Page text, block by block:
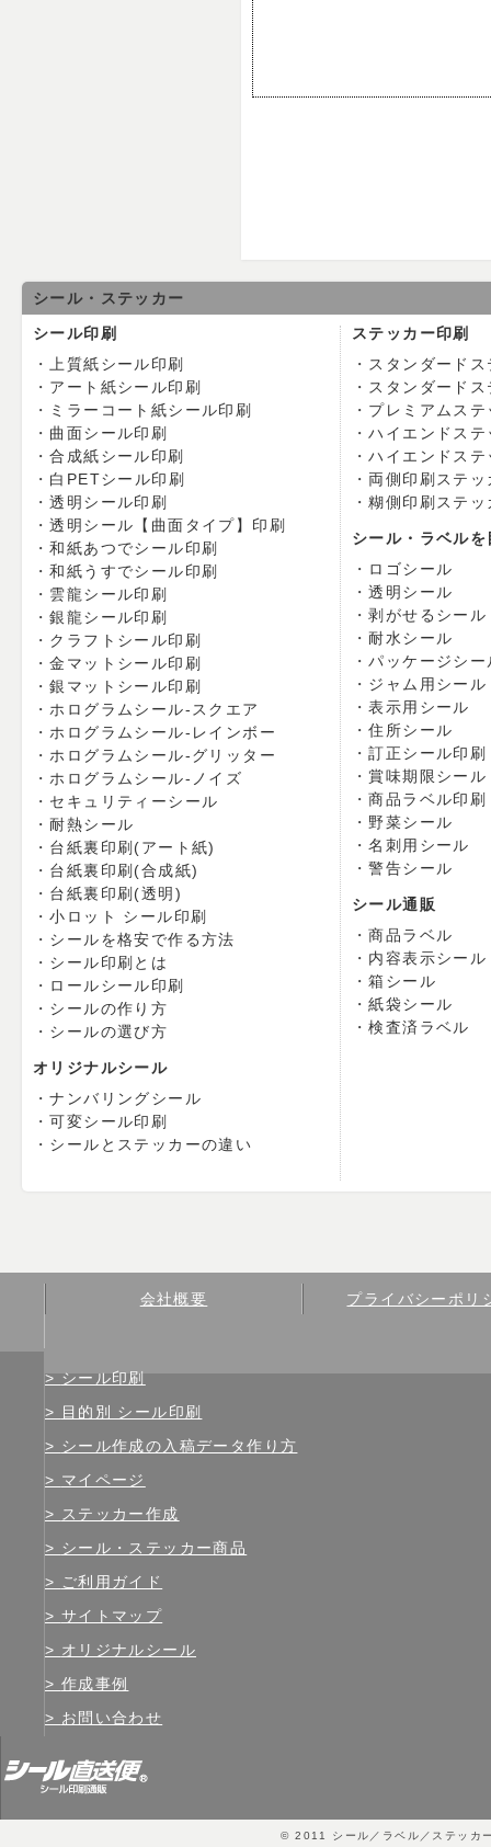
シール・ステッカー
シール印刷
上質紙シール印刷
アート紙シール印刷
ミラーコート紙シール印刷
曲面シール印刷
合成紙シール印刷
白PETシール印刷
透明シール印刷
透明シール【曲面タイプ】印刷
和紙あつでシール印刷
和紙うすでシール印刷
雲龍シール印刷
銀龍シール印刷
クラフトシール印刷
金マットシール印刷
銀マットシール印刷
ホログラムシール-スクエア
ホログラムシール-レインボー
ホログラムシール-グリッター
ホログラムシール-ノイズ
セキュリティーシール
耐熱シール
台紙裏印刷(アート紙)
台紙裏印刷(合成紙)
台紙裏印刷(透明)
小ロット シール印刷
シールを格安で作る方法
シール印刷とは
ロールシール印刷
シールの作り方
シールの選び方
オリジナルシール
ナンバリングシール
可変シール印刷
シールとステッカーの違い
ステッカー印刷
スタンダード
スタンダード
プレミアムステ
ハイエンドステ
ハイエンドス
両側印刷ステッ
糊側印刷ステッ
シール・ラベル
ロゴシール
透明シール
剥がせるシール
耐水シール
パッケージシー
ジャム用シール
表示用シール
住所シール
訂正シール印刷
賞味期限シール
商品ラベル印刷
野菜シール
名刺用シール
警告シール
シール通販
商品ラベル
内容表示シール
箱シール
紙袋シール
検査済ラベル
会社概要 プライバシーポリ
シール印刷
目的別 シール印刷
シール作成の入稿データ作り方
マイページ
ステッカー作成
シール・ステッカー商品
ご利用ガイド
サイトマップ
オリジナルシール
作成事例
お問い合わせ
© 2011 シール／ラベル／ステッカ